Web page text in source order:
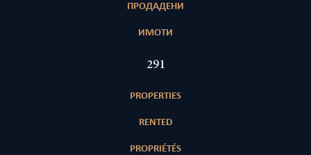
ПРОДАДЕНИ
ИМОТИ
417
PROPERTIES
RENTED
PROPRIÉTÉS